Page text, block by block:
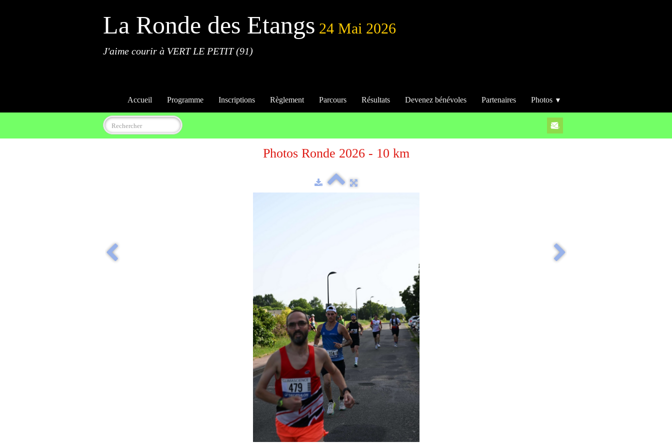
La Ronde des Etangs 24 Mai 2026
J'aime courir à VERT LE PETIT (91)
Accueil Programme Inscriptions Règlement Parcours Résultats Devenez bénévoles Partenaires Photos ▼
Photos Ronde 2026 - 10 km